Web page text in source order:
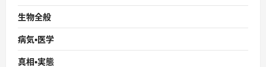
生物全般
病気・医学
真相・実態